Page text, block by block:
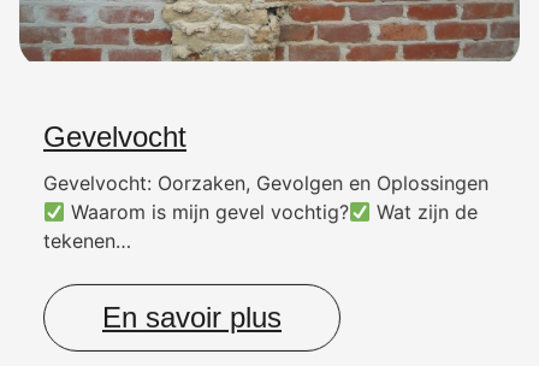
Gevelvocht
Gevelvocht: Oorzaken, Gevolgen en Oplossingen
Waarom is mijn gevel vochtig?
Wat zijn de
tekenen…
En savoir plus